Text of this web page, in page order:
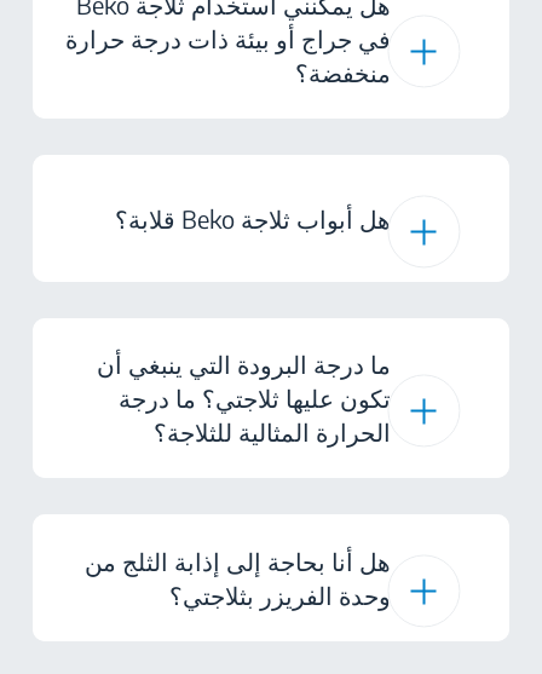
في جراج أو بيئة ذات درجة حرارة
منخفضة؟
هل أبواب ثلاجة Beko قلابة؟
ما درجة البرودة التي ينبغي أن
تكون عليها ثلاجتي؟ ما درجة
الحرارة المثالية للثلاجة؟
هل أنا بحاجة إلى إذابة الثلج من
وحدة الفريزر بثلاجتي؟